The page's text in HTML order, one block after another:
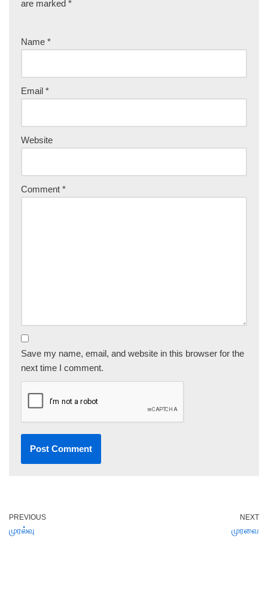
are marked *
Name *
Email *
Website
Comment *
Save my name, email, and website in this browser for the
next time I comment.
PREVIOUS
முரல்வு
NEXT
முரவை